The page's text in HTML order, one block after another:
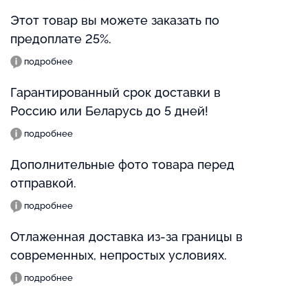
Этот товар вы можете заказать по
предоплате 25%.
подробнее
Гарантированный срок доставки в
Россию или Беларусь до 5 дней!
подробнее
Дополнительные фото товара перед
отправкой.
подробнее
Отлаженная доставка из-за границы в
современных, непростых условиях.
подробнее